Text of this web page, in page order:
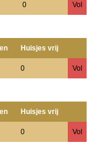
0 Vol
Huisjes vrij
0 Vol
Huisjes vrij
0 Vol